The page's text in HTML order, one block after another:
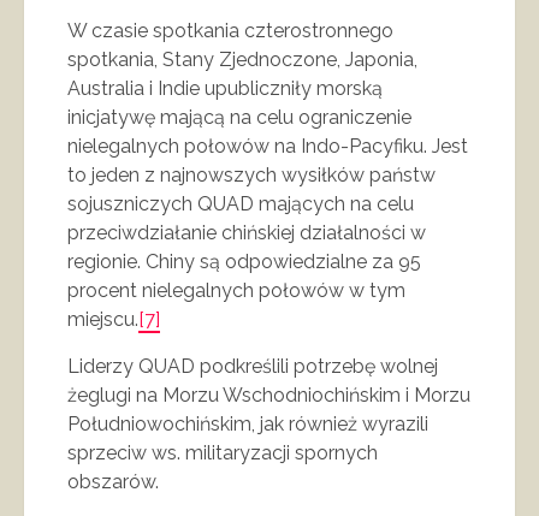
W czasie spotkania czterostronnego
spotkania, Stany Zjednoczone, Japonia,
Australia i Indie upubliczniły morską
inicjatywę mającą na celu ograniczenie
nielegalnych połowów na Indo-Pacyfiku. Jest
to jeden z najnowszych wysiłków państw
sojuszniczych QUAD mających na celu
przeciwdziałanie chińskiej działalności w
regionie. Chiny są odpowiedzialne za 95
procent nielegalnych połowów w tym
miejscu.[7]
Liderzy QUAD podkreślili potrzebę wolnej
żeglugi na Morzu Wschodniochińskim i Morzu
Południowochińskim, jak również wyrazili
sprzeciw ws. militaryzacji spornych
obszarów.